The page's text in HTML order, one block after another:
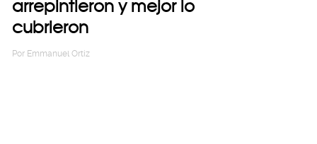
arrepintieron y mejor lo
cubrieron
Por Emmanuel Ortiz